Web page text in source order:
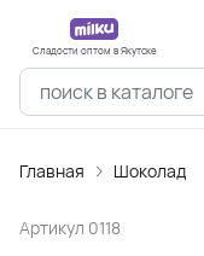
Сладости оптом в Якутске
Главная Шоколад
Артикул 0118